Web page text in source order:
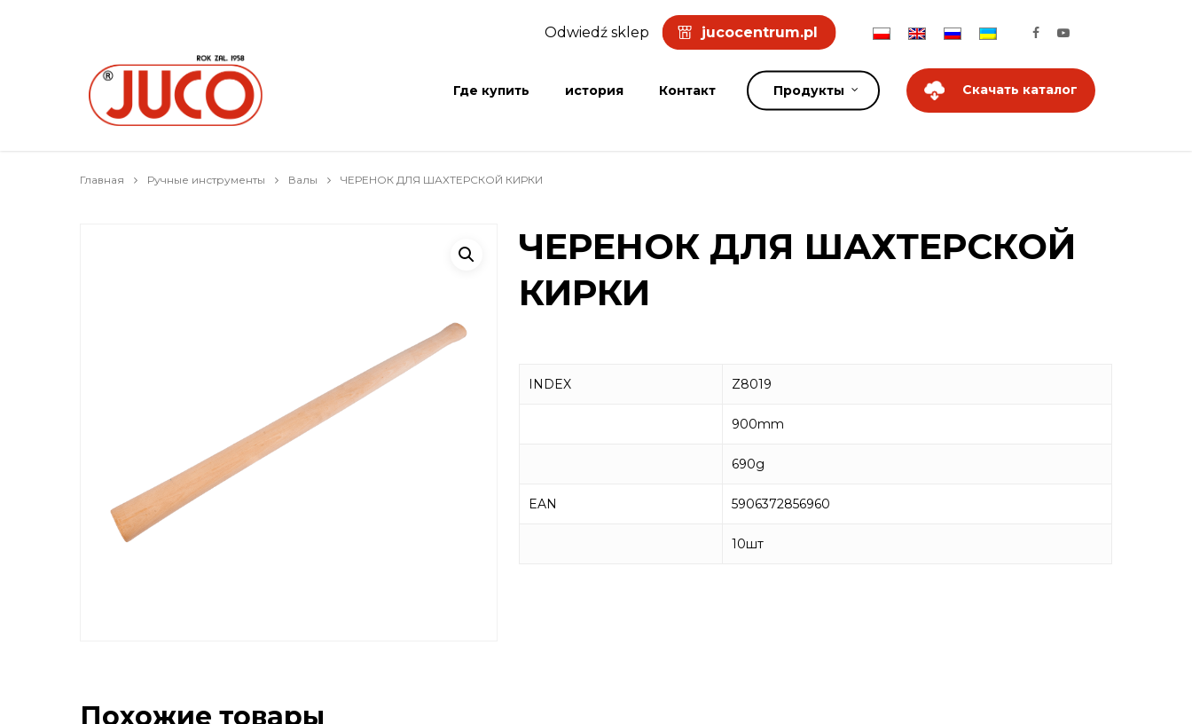
Odwiedź sklep jucocentrum.pl
Где купить история Контакт Продукты Скачать каталог
Главная Ручные инструменты Валы ЧЕРЕНОК ДЛЯ ШАХТЕРСКОЙ КИРКИ
ЧЕРЕНОК ДЛЯ ШАХТЕРСКОЙ
КИРКИ
INDEX Z8019
900mm
690g
EAN 5906372856960
10шт
Похожие товары